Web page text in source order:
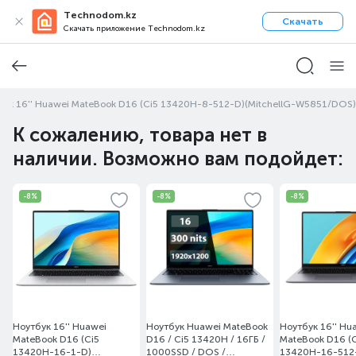
Technodom.kz
Скачать приложение Technodom.kz
Скачать
16'' Huawei MateBook D16 (Ci5 13420H-8-512-D)(MitchellG-W5851/DOS)
К сожалению, товара нет в
наличии. Возможно вам подойдет:
-8%
Ноутбук 16'' Huawei
MateBook D16 (Ci5
13420H-16-1-D)
-8%
Ноутбук Huawei MateBook
D16 / Ci5 13420H / 16ГБ /
1000SSD / DOS /
-8%
Ноутбук 16''
MateBook D16
13420H-16-